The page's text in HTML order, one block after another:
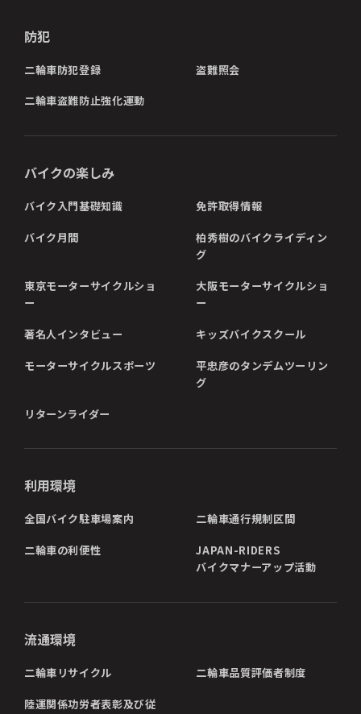
防犯
二輪車防犯登録 盗難照会
二輪車盗難防止強化運動
バイクの楽しみ
バイク入門基礎知識 免許取得情報
バイク月間
柏秀樹のバイクライディン
グ
東京モーターサイクルショ
ー
大阪モーターサイクルショ
ー
著名人インタビュー キッズバイクスクール
モーターサイクルスポーツ
平忠彦のタンデムツーリン
グ
リターンライダー
利用環境
全国バイク駐車場案内 二輪車通行規制区間
二輪車の利便性
JAPAN-RIDERS
バイクマナーアップ活動
流通環境
二輪車リサイクル 二輪車品質評価者制度
陸運関係功労者表彰及び従